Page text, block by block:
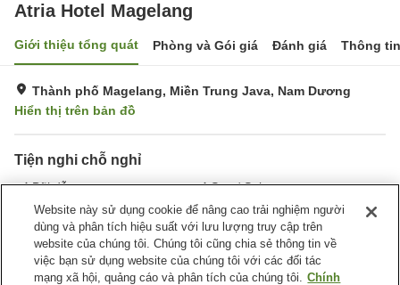
Atria Hotel Magelang
Giới thiệu tổng quát Phòng và Gói giá Đánh giá Thông
Thành phố Magelang, Miền Trung Java, Nam Dương
Hiển thị trên bản đồ
Tiện nghi chỗ nghỉ
Bãi đỗ xe
Spa / Salon
Nhà hàng
Bar
Trang chủ Nam Dương Miền Trung Java
Thành phố Magelang
Atria Hotel Magelang
Website này sử dụng cookie để nâng cao trải nghiệm người
dùng và phân tích hiệu suất với lưu lượng truy cập trên
website của chúng tôi. Chúng tôi cũng chia sẻ thông tin về
việc bạn sử dụng website của chúng tôi với các đối tác
mạng xã hội, quảng cáo và phân tích của chúng tôi. Chính